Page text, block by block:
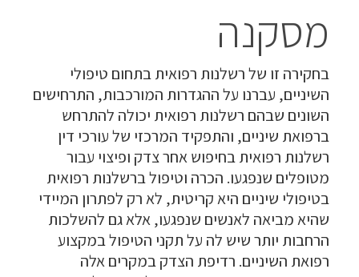
מסקנה
בחקירה זו של רשלנות רפואית בתחום טיפולי
השיניים, עברנו על ההגדרות המורכבות, התרחישים
השונים שבהם רשלנות רפואית יכולה להתרחש
ברפואת שיניים, והתפקיד המרכזי של עורכי דין
רשלנות רפואית בחיפוש אחר צדק ופיצוי עבור
מטופלים שנפגעו. הכרה וטיפול ברשלנות רפואית
בטיפולי שיניים היא קריטית, לא רק לפתרון המיידי
שהיא מביאה לאנשים שנפגעו, אלא גם להשלכות
הרחבות יותר שיש לה על תקני הטיפול במקצוע
רפואת השיניים. רדיפת הצדק במקרים אלה